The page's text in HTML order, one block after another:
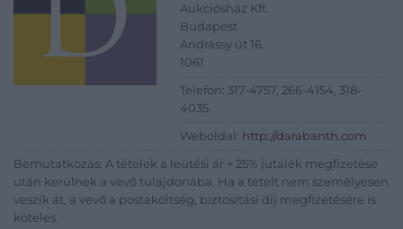
Aukciósház Kft.
Budapest
Andrássy út 16.
1061
Telefon: 317-4757, 266-4154, 318-
4035
Weboldal: http://darabanth.com
Bemutatkozás: A tételek a leütési ár + 25% jutalék megfizetése
után kerülnek a vevő tulajdonába. Ha a tételt nem személyesen
veszik át, a vevő a postaköltség, biztosítási díj megfizetésére is
köteles.